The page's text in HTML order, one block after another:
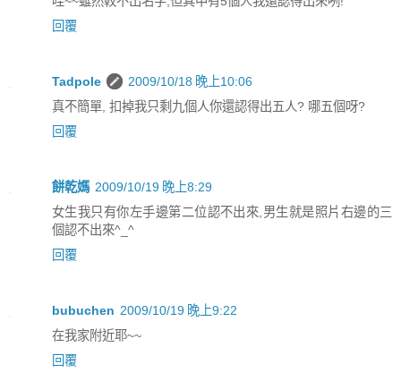
回覆
Tadpole
2009/10/18 晚上10:06
真不簡單, 扣掉我只剩九個人你還認得出五人? 哪五個呀?
回覆
餅乾媽 2009/10/19 晚上8:29
女生我只有你左手邊第二位認不出來,男生就是照片右邊的三
個認不出來^_^
回覆
bubuchen 2009/10/19 晚上9:22
在我家附近耶~~
回覆